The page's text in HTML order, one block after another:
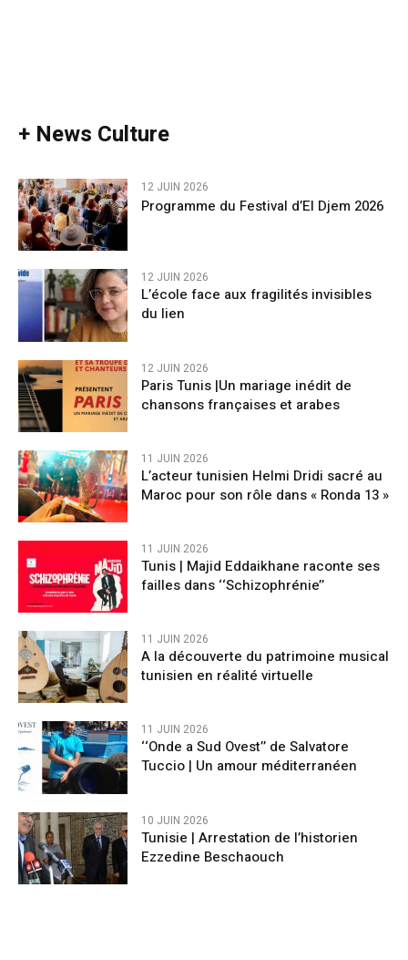
+ News Culture
12 JUIN 2026
Programme du Festival d’El Djem 2026
12 JUIN 2026
L’école face aux fragilités invisibles
du lien
12 JUIN 2026
Paris Tunis |Un mariage inédit de
chansons françaises et arabes
11 JUIN 2026
L’acteur tunisien Helmi Dridi sacré au
Maroc pour son rôle dans « Ronda 13 »
11 JUIN 2026
Tunis | Majid Eddaikhane raconte ses
failles dans ‘‘Schizophrénie’’
11 JUIN 2026
A la découverte du patrimoine musical
tunisien en réalité virtuelle
11 JUIN 2026
‘‘Onde a Sud Ovest’’ de Salvatore
Tuccio | Un amour méditerranéen
10 JUIN 2026
Tunisie | Arrestation de l’historien
Ezzedine Beschaouch